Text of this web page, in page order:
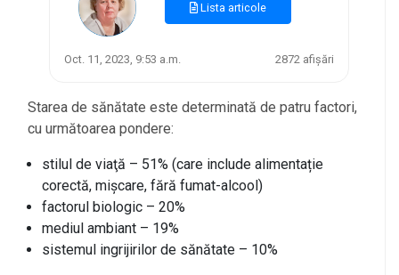
Lista articole
Oct. 11, 2023, 9:53 a.m. 2872 afișări
Starea de sănătate este determinată de patru factori,
cu următoarea pondere:
stilul de viaţă – 51% (care include alimentație
corectă, mișcare, fără fumat-alcool)
factorul biologic – 20%
mediul ambiant – 19%
sistemul ingrijirilor de sănătate – 10%